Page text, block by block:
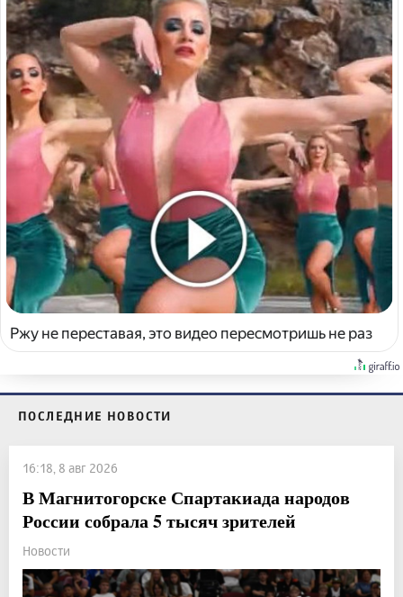
Ржу не переставая, это видео пересмотришь не раз
ПОСЛЕДНИЕ НОВОСТИ
16:18, 8 авг 2026
В Магнитогорске Спартакиада народов
России собрала 5 тысяч зрителей
Новости